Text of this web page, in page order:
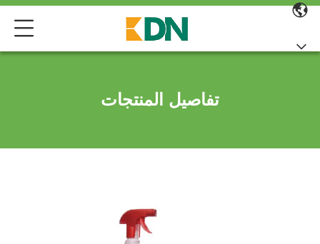
تفاصيل المنتجات